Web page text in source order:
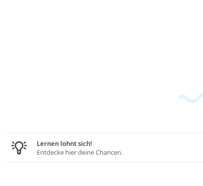
Lernen lohnt sich!
Entdecke hier deine Chancen.